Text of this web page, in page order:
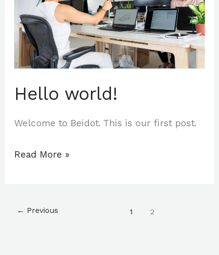
Hello world!
Welcome to Beidot. This is our first post.
Read More »
← Previous 1 2